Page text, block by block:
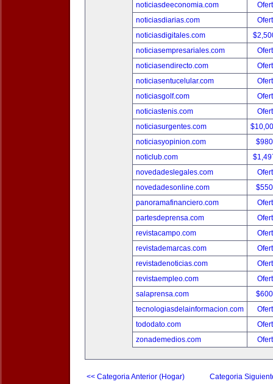
noticiasdeeconomia.com
noticiasdiarias.com
noticiasdigitales.com
noticiasempresariales.com
noticiasendirecto.com
noticiasentucelular.com
noticiasgolf.com
noticiastenis.com
noticiasurgentes.com
noticiasyopinion.com
noticlub.com
novedadeslegales.com
novedadesonline.com
panoramafinanciero.com
partesdeprensa.com
revistacampo.com
revistademarcas.com
revistadenoticias.com
revistaempleo.com
salaprensa.com
tecnologiasdelainformacion.com
tododato.com
zonademedios.com
<< Categoria Anterior (Hogar) Categoria